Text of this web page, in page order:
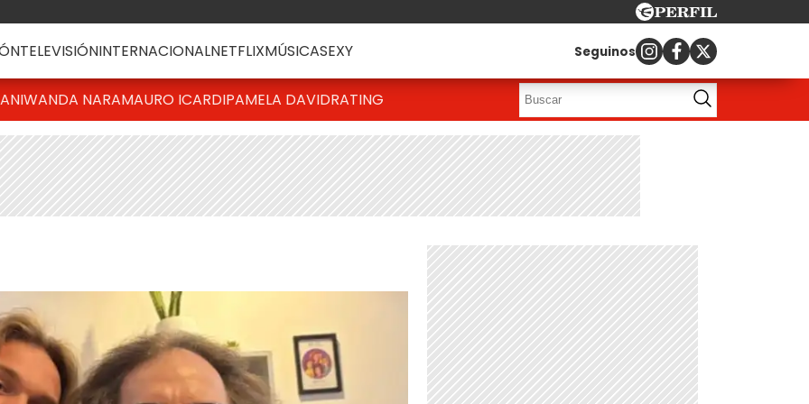
TELEVISIÓNINTERNACIONALNETFLIXMÚSICASEXY Seguinos
WANDA NARAMAURO ICARDIPAMELA DAVIDRATING